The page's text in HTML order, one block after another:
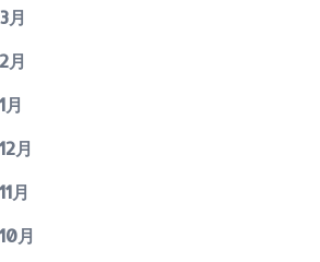
月
月
月
月
月